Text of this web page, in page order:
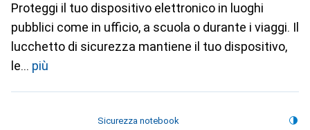
Proteggi il tuo dispositivo elettronico in luoghi
pubblici come in ufficio, a scuola o durante i viaggi. Il
lucchetto di sicurezza mantiene il tuo dispositivo,
le
più
Sicurezza notebook